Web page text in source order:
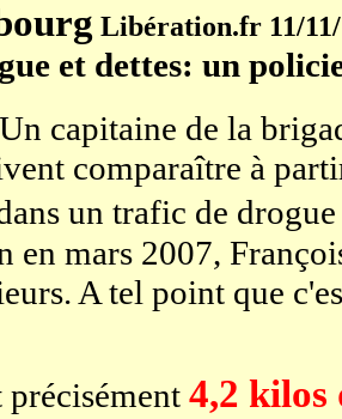
Libération.fr 11/
et dettes: un
capitaine de la
comparaître à
un trafic de
en mars 2007,
A tel point que
4,2 kilos